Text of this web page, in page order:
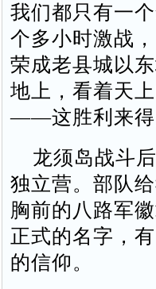
我们都只有一
个多小时激战
荣成老县城以
地上，看着天
——这胜利来得
龙须岛战斗后
独立营。部队
胸前的八路军
正式的名字，
的信仰。